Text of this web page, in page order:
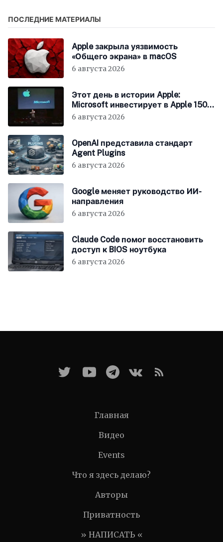
ПОСЛЕДНИЕ МАТЕРИАЛЫ
Apple закрыла уязвимость
«Общего экрана» в macOS
6 августа 2026
Этот день в истории Apple:
Microsoft инвестирует в Apple 150
миллионов долларов
6 августа 2026
OpenAI представила стандарт
Agent Plugins
6 августа 2026
Google меняет руководство ИИ-
направления
6 августа 2026
Claude Code помог восстановить
доступ к BIOS ноутбука
6 августа 2026
Главная
Видео
Events
Что я здесь делаю?
Авторы
Приватность
» НАПИСАТЬ «